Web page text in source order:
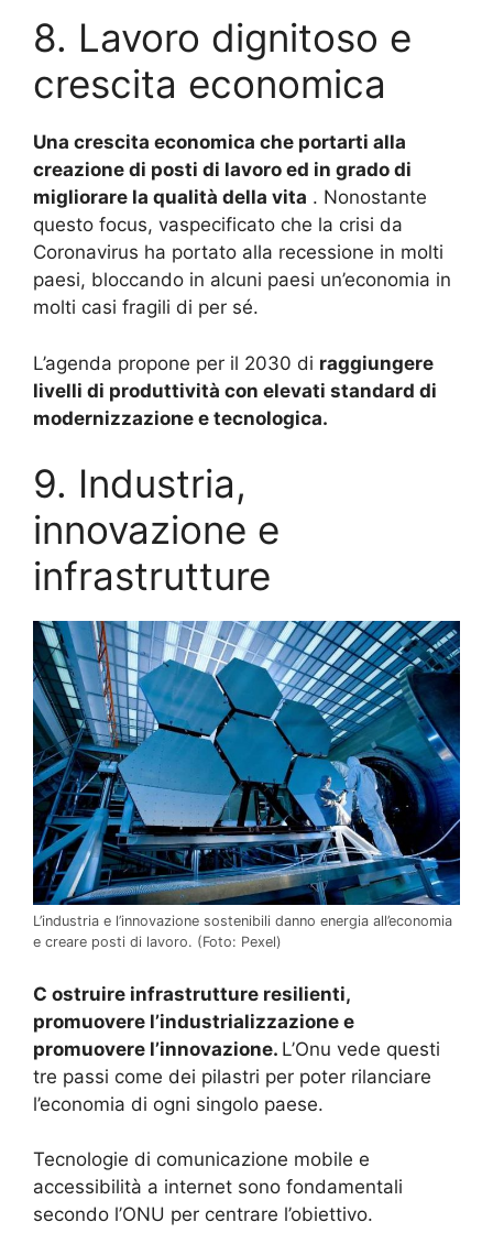
8. Lavoro dignitoso e
crescita economica
Una crescita economica che portarti alla
creazione di posti di lavoro ed in grado di
migliorare la qualità della vita . Nonostante
questo focus, vaspecificato che la crisi da
Coronavirus ha portato alla recessione in molti
paesi, bloccando in alcuni paesi un’economia in
molti casi fragili di per sé.
L’agenda propone per il 2030 di raggiungere
livelli di produttività con elevati standard di
modernizzazione e tecnologica.
9. Industria,
innovazione e
infrastrutture
L’industria e l’innovazione sostenibili danno energia all’economia
e creare posti di lavoro. (Foto: Pexel)
C ostruire infrastrutture resilienti,
promuovere l’industrializzazione e
promuovere l’innovazione. L’Onu vede questi
tre passi come dei pilastri per poter rilanciare
l’economia di ogni singolo paese.
Tecnologie di comunicazione mobile e
accessibilità a internet sono fondamentali
secondo l’ONU per centrare l’obiettivo.